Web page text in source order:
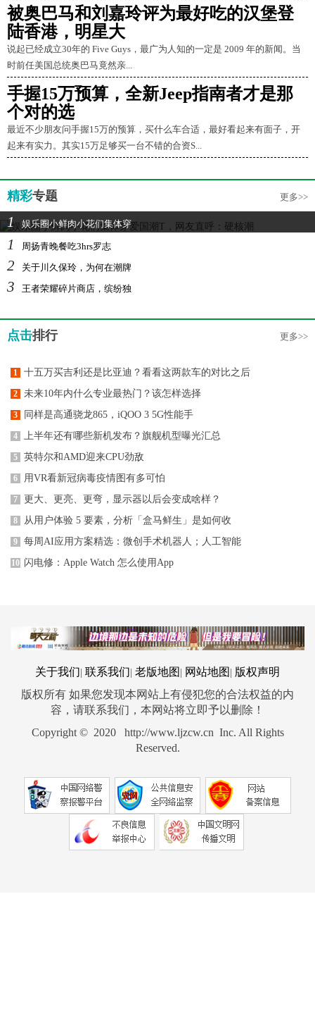
被奥巴马和刘嘉玲评为最好吃的汉堡登
陆香港，明星大
说起已经成立30年的 Five Guys，最广为人知的一定是 2009 年的新闻。当
时前任美国总统奥巴马竟然亲...
手握15万预算，全新Jeep指南者才是那
个对的选
最近不少朋友问手握15万的预算，买什么车合适，最好看起来有面子，开
起来有实力。其实15万足够买一台不错的合资S...
精彩专题 更多>>
1 娱乐圈小鲜肉小花们集体穿
1 周扬青晚餐吃3hrs罗志
2 关于川久保玲，为何在潮牌
3 王者荣耀碎片商店，缤纷独
点击排行 更多>>
1 十五万买吉利还是比亚迪？看看这两款车的对比之后
2 未来10年内什么专业最热门？该怎样选择
3 同样是高通骁龙865，iQOO 3 5G性能手
4 上半年还有哪些新机发布？旗舰机型曝光汇总
5 英特尔和AMD迎来CPU劲敌
6 用VR看新冠病毒疫情图有多可怕
7 更大、更亮、更弯，显示器以后会变成啥样？
8 从用户体验 5 要素，分析「盒马鲜生」是如何收
9 每周AI应用方案精选：微创手术机器人；人工智能
10 闪电修：Apple Watch 怎么使用App
关于我们 联系我们 老版地图 网站地图
版权声明
版权所有 如果您发现本网站上有侵犯您的合法权益的内
容，请联系我们，本网站将立即予以删除！
Copyright © 2020 http://www.ljzcw.cn Inc. All Rights
Reserved.